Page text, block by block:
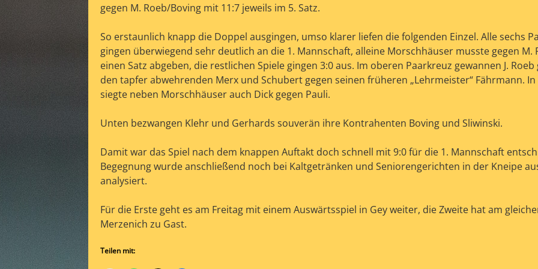
gegen M. Roeb/Boving mit 11:7 jeweils im 5. Satz.
So erstaunlich knapp die Doppel ausgingen, umso klarer liefen die folgenden Einzel. Alle sechs
gingen überwiegend sehr deutlich an die 1. Mannschaft, alleine Morschhäuser musste gegen M.
einen Satz abgeben, die restlichen Spiele gingen 3:0 aus. Im oberen Paarkreuz gewannen J. Roeb
den tapfer abwehrenden Merx und Schubert gegen seinen früheren „Lehrmeister“ Fährmann.
siegte neben Morschhäuser auch Dick gegen Pauli.
Unten bezwangen Klehr und Gerhards souverän ihre Kontrahenten Boving und Sliwinski.
Damit war das Spiel nach dem knappen Auftakt doch schnell mit 9:0 für die 1. Mannschaft
Begegnung wurde anschließend noch bei Kaltgetränken und Seniorengerichten in der Kneipe
analysiert.
Für die Erste geht es am Freitag mit einem Auswärtsspiel in Gey weiter, die Zweite hat am
Merzenich zu Gast.
Teilen mit: